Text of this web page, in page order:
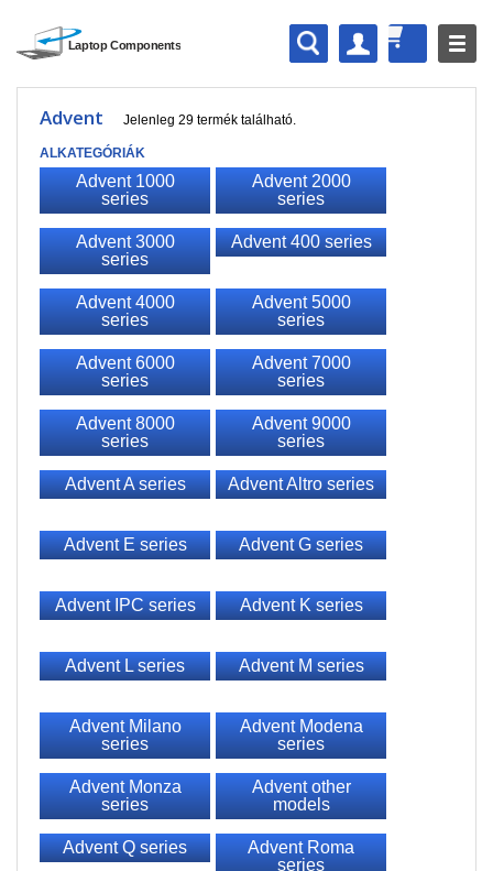
Advent Jelenleg 29 termék található.
ALKATEGÓRIÁK
Advent 1000
series
Advent 2000
series
Advent 3000
series
Advent 400 series
Advent 4000
series
Advent 5000
series
Advent 6000
series
Advent 7000
series
Advent 8000
series
Advent 9000
series
Advent A series Advent Altro series
Advent E series Advent G series
Advent IPC series Advent K series
Advent L series Advent M series
Advent Milano
series
Advent Modena
series
Advent Monza
series
Advent other
models
Advent Q series
Advent Roma
series